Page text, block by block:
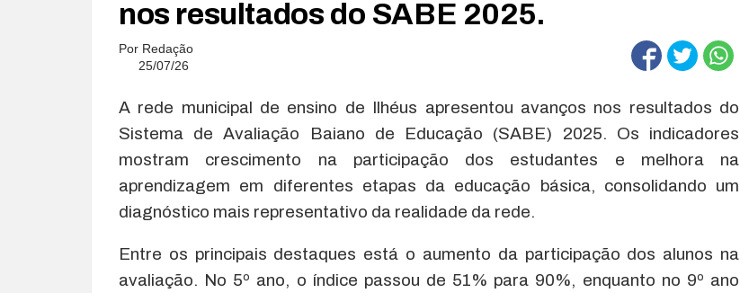
nos resultados do SABE 2025.
Por Redação
25/07/26
A rede municipal de ensino de Ilhéus apresentou avanços nos resultados do
Sistema de Avaliação Baiano de Educação (SABE) 2025. Os indicadores
mostram crescimento na participação dos estudantes e melhora na
aprendizagem em diferentes etapas da educação básica, consolidando um
diagnóstico mais representativo da realidade da rede.
Entre os principais destaques está o aumento da participação dos alunos na
avaliação. No 5º ano, o índice passou de 51% para 90%, enquanto no 9º ano